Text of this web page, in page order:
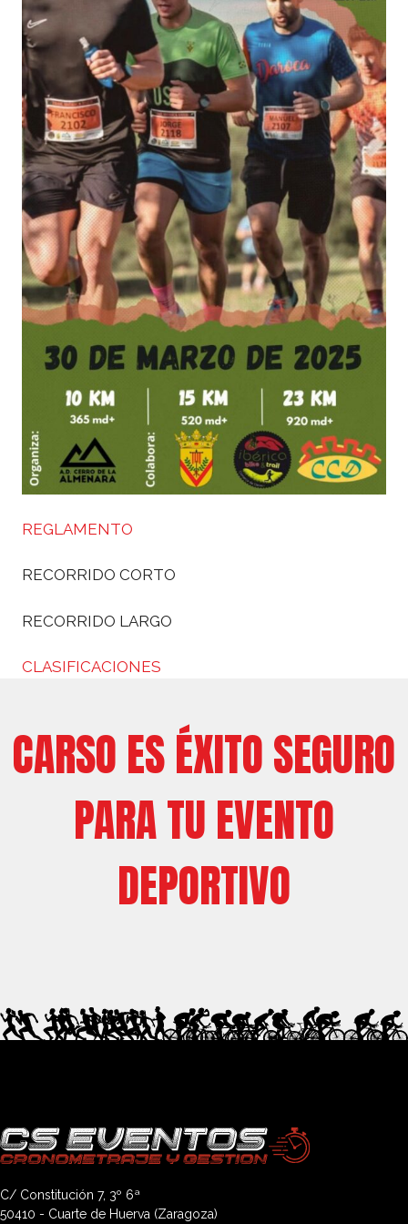
REGLAMENTO
RECORRIDO CORTO
RECORRIDO LARGO
CLASIFICACIONES
CARSO ES ÉXITO SEGURO
PARA TU EVENTO
DEPORTIVO
C/ Constitución 7, 3º 6ª
50410 - Cuarte de Huerva (Zaragoza)